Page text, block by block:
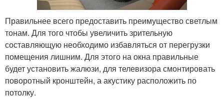
Правильнее всего предоставить преимущество светлым
тонам. Для того чтобы увеличить зрительную
составляющую необходимо избавляться от перегрузки
помещения лишним. Для этого на окна правильные
будет установить жалюзи, для телевизора смонтировать
поворотный кронштейн, а акустику расположить по
потолку.